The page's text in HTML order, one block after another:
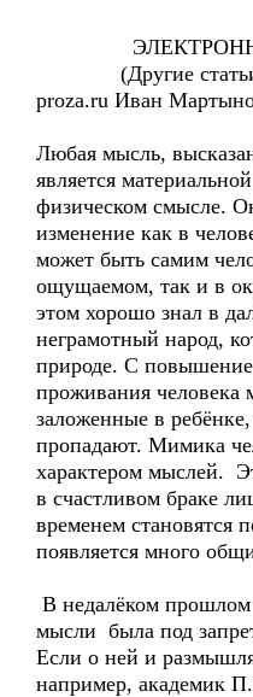
(Другие статьи
proza.ru Иван
Любая мысль,
является
физическом смысле.
изменение как в
может быть самим
ощущаемом, так и в
этом хорошо знал в
неграмотный народ,
природе. С
проживания человека
заложенные в
пропадают. Мимика
характером мыслей.
в счастливом браке
временем становятся
появляется много
В недалёком прошлом
мысли была под
Если о ней и
например, академик